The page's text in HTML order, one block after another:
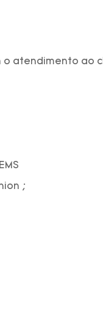
o atendimento ao
;